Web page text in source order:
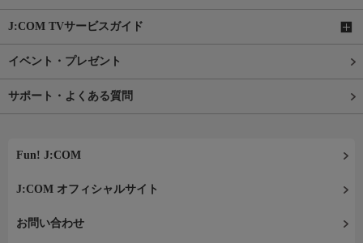
J:COM TVサービスガイド
イベント・プレゼント
サポート・よくある質問
Fun! J:COM
J:COM オフィシャルサイト
お問い合わせ